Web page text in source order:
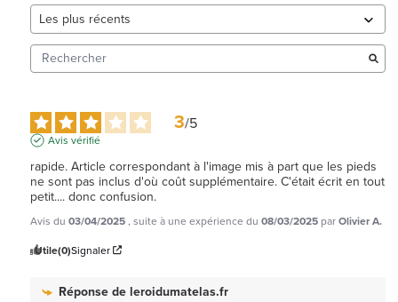
3/5
Avis vérifié
rapide. Article correspondant à l'image mis à part que les pieds
ne sont pas inclus d'où coût supplémentaire. C'était écrit en tout
petit.... donc confusion.
Avis du 03/04/2025, suite à une expérience du 08/03/2025 parOlivier A.
Utile(0)Signaler
Réponse deleroidumatelas.fr